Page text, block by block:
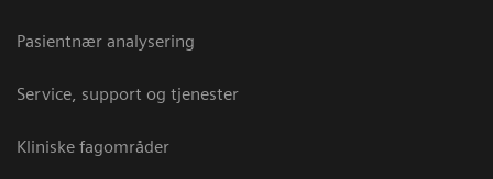
Pasientnær analysering
Service, support og tjenester
Kliniske fagområder